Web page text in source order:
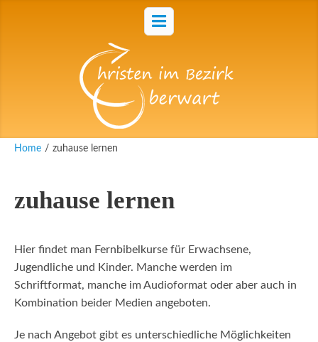
Home / zuhause lernen
zuhause lernen
Hier findet man Fernbibelkurse für Erwachsene,
Jugendliche und Kinder. Manche werden im
Schriftformat, manche im Audioformat oder aber auch in
Kombination beider Medien angeboten.
Je nach Angebot gibt es unterschiedliche Möglichkeiten